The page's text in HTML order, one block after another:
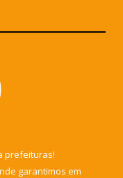
prefeituras!
garantimos em